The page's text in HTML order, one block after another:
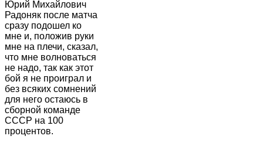
Юрий Михайлович
Радоняк после матча
сразу подошел ко
мне и, положив руки
мне на плечи, сказал,
что мне волноваться
не надо, так как этот
бой я не проиграл и
без всяких сомнений
для него остаюсь в
сборной команде
СССР на 100
процентов.